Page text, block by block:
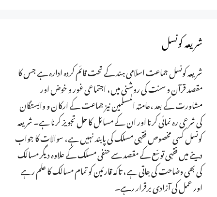
شریعہ کونسل
شریعہ کونسل جماعت اسلامی ہند کے تحت قائم کردہ ادارہ ہے جس کا
مقصد قرآن و سنت کی روشنی میں، اجتماعی غور و خوض اور
مشاورت کے بعد ،عامتہ المسلمین نیز جماعت کے ارکان و وابستگان
کی شرعی رہ نمائی کرنا اور ان کے مسائل کا حل تجویز کرنا ہے۔ شریعہ
کونسل کسی مخصوص فقہی مسلک کی پابند نہیں ہے، سوالات کا جواب
دینے میں فقہی توسّع کے مقصد سے حنفی مسلک کے علاوہ دیگر مسالک
کی بھی وضاحت کی جاتی ہے، تاکہ قارئین کو تمام مسالک کا علم رہے
اور عمل کی آزادی برقرار رہے۔